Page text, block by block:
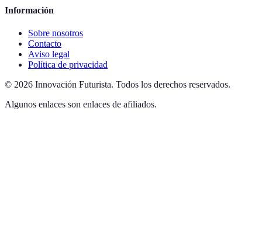
Información
Sobre nosotros
Contacto
Aviso legal
Política de privacidad
© 2026 Innovación Futurista. Todos los derechos reservados.
Algunos enlaces son enlaces de afiliados.